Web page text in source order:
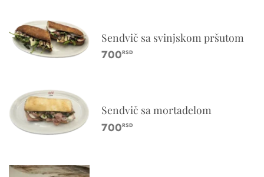
Sendvič sa svinjskom pršutom
700RSD
Sendvič sa mortadelom
700RSD